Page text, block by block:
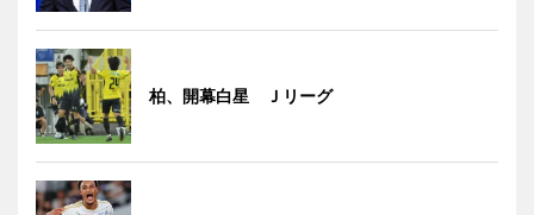
柏、開幕白星 Ｊリーグ